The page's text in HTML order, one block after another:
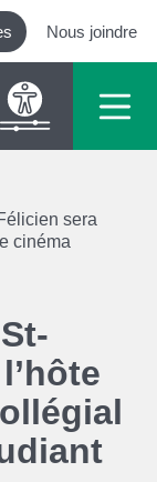
Nous joindre
sera
cinéma